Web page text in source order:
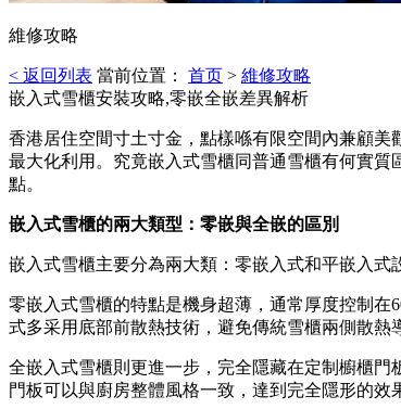
維修攻略
< 返回列表 當前位置： 首页 > 維修攻略
嵌入式雪櫃安裝攻略,零嵌全嵌差異解析
香港居住空間寸土寸金，點樣喺有限空間內兼顧
最大化利用。究竟嵌入式雪櫃同普通雪櫃有何實
點。
嵌入式雪櫃的兩大類型：零嵌與全嵌的區別
嵌入式雪櫃主要分為兩大類：零嵌入式和平嵌入式
零嵌入式雪櫃的特點是機身超薄，通常厚度控制
式多采用底部前散熱技術，避免傳統雪櫃兩側散熱
全嵌入式雪櫃則更進一步，完全隱藏在定制櫥櫃
門板可以與廚房整體風格一致，達到完全隱形的效